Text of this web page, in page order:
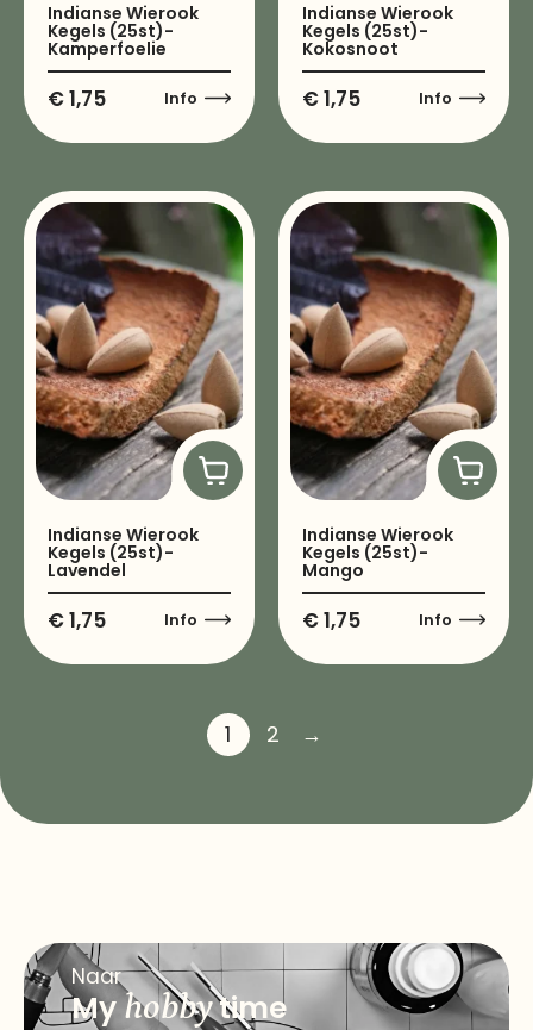
Indianse Wierook
Kegels (25st)-
Kamperfoelie
€1,75 Info
Indianse Wierook
Kegels (25st)-
Kokosnoot
€1,75 Info
Indianse Wierook
Kegels (25st)-
Lavendel
€1,75 Info
Indianse Wierook
Kegels (25st)-
Mango
€1,75 Info
1 2 →
Naar
Myhobbytime